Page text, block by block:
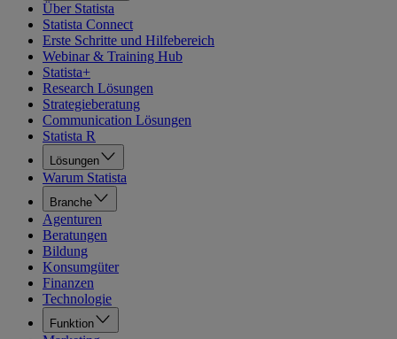
Über Statista
Statista Connect
Erste Schritte und Hilfebereich
Webinar & Training Hub
Statista+
Research Lösungen
Strategieberatung
Communication Lösungen
Statista R
Lösungen
Warum Statista
Branche
Agenturen
Beratungen
Bildung
Konsumgüter
Finanzen
Technologie
Funktion